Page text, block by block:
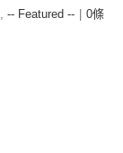
, -- Featured --
0條